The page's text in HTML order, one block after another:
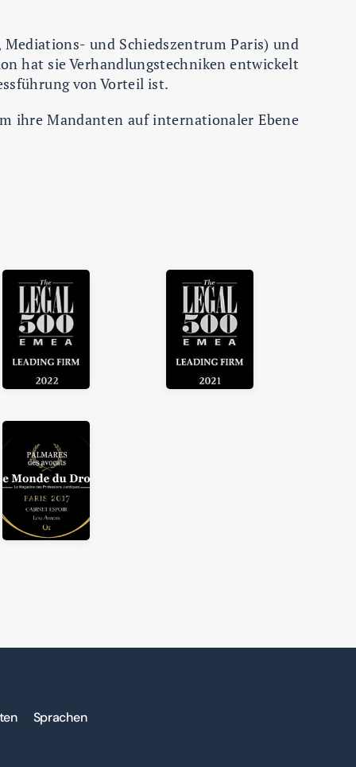
Mediations- und Schiedszentrum Paris) und
hat sie Verhandlungstechniken entwickelt
von Vorteil ist.
ihre Mandanten auf internationaler Ebene
Sprachen